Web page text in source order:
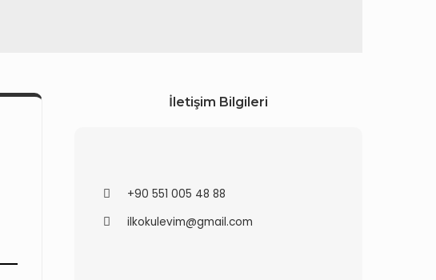
İletişim Bilgileri
+90 551 005 48 88
ilkokulevim@gmail.com